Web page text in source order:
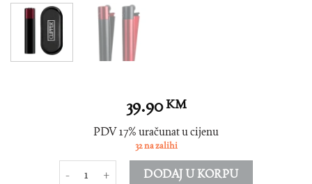
39.90KM
PDV 17% uračunat u cijenu
32 na zalihi
CLIPPER upaljac kremen metal 207765 Lava količina
DODAJ U KORPU